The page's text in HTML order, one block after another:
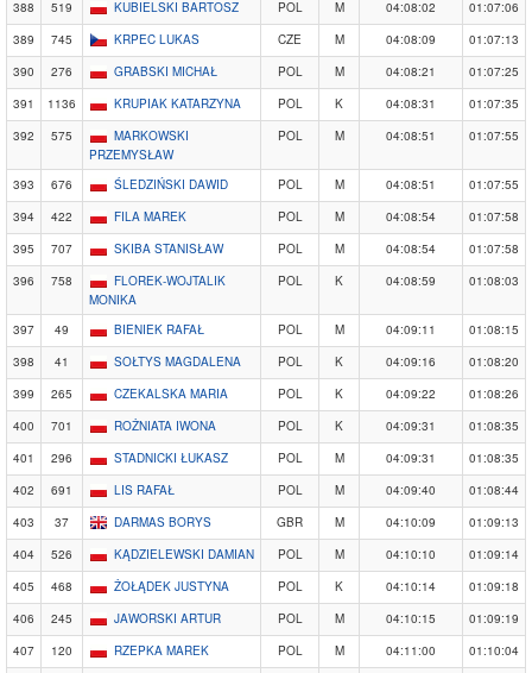
388
519 KUBIELSKI BARTOSZ POL M 04:08:02
01:07:06
389
745 KRPEC LUKAS CZE M 04:08:09
01:07:13
390
276 GRABSKI MICHAŁ POL M 04:08:21
01:07:25
391
1136 KRUPIAK KATARZYNA POL K 04:08:31
01:07:35
392
575
MARKOWSKI
PRZEMYSŁAW
POL M 04:08:51 01:07:55
393 676 ŚLEDZIŃSKI DAWID POL M 04:08:51
01:07:55
394
422 FILA MAREK POL M 04:08:54
01:07:58
395
707 SKIBA STANISŁAW POL M 04:08:54
01:07:58
396
758
FLOREK-WOJTALIK
MONIKA
POL K 04:08:59 01:08:03
397 49 BIENIEK RAFAŁ POL M 04:09:11
01:08:15
398
41 SOŁTYS MAGDALENA POL K 04:09:16
01:08:20
399
265 CZEKALSKA MARIA POL K 04:09:22
01:08:26
400
701 ROŻNIATA IWONA POL K 04:09:31
01:08:35
401
296 STADNICKI ŁUKASZ POL M 04:09:31
01:08:35
402
691 LIS RAFAŁ POL M 04:09:40
01:08:44
403
37 DARMAS BORYS GBR M 04:10:09
01:09:13
404
526 KĄDZIELEWSKI DAMIAN POL M 04:10:10
01:09:14
405
468 ŻOŁĄDEK JUSTYNA POL K 04:10:14
01:09:18
406
245 JAWORSKI ARTUR POL M 04:10:15
01:09:19
407
120 RZEPKA MAREK POL M 04:11:00
01:10:04